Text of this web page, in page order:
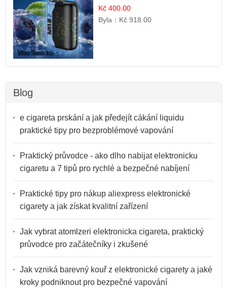
Kč 400.00
Byla： Kč 918.00
Blog
e cigareta prskání a jak předejít cákání liquidu
praktické tipy pro bezproblémové vapování
Praktický průvodce - ako dlho nabijat elektronicku
cigaretu a 7 tipů pro rychlé a bezpečné nabíjení
Praktické tipy pro nákup aliexpress elektronické
cigarety a jak získat kvalitní zařízení
Jak vybrat atomlzeri elektronicka cigareta, praktický
průvodce pro začátečníky i zkušené
Jak vzniká barevný kouř z elektronické cigarety a jaké
kroky podniknout pro bezpečné vapování